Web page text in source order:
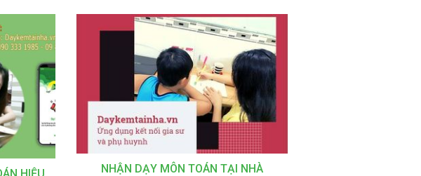
NHẬN DẠY MÔN TOÁN TẠI NHÀ